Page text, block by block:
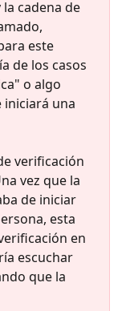
cadena de
este
de los casos
o algo
iniciará una
verificación
vez que la
de iniciar
esta
en
escuchar
que la